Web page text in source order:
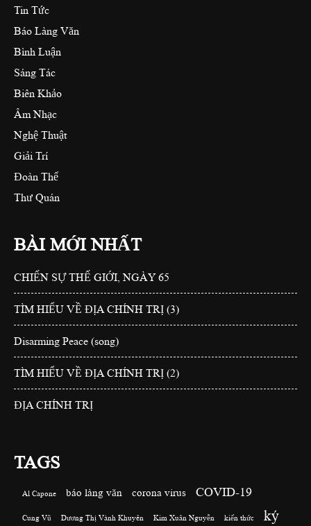
Tin Tức
Báo Làng Văn
Bình Luận
Sáng Tác
Biên Khảo
Âm Nhạc
Nghệ Thuật
Giải Trí
Đoàn Thể
Thư Quán
BÀI MỚI NHẤT
CHIẾN SỰ THẾ GIỚI, NGÀY 65
TÌM HIỂU VỀ ĐỊA CHÍNH TRỊ (3)
Disarming Peace (song)
TÌM HIỂU VỀ ĐỊA CHÍNH TRỊ (2)
ĐỊA CHÍNH TRỊ
TAGS
Al Capone báo làng văn corona virus COVID-19
Cung Vũ Dương Thị Vành Khuyên Kim Xuân Nguyễn kiến thức ký